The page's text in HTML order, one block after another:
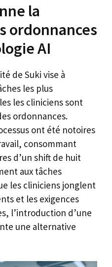
la
ordonnances
AI
de Suki vise à
les plus
les cliniciens sont
ordonnances.
ont été notoires
consommant
d’un shift de huit
aux tâches
les cliniciens jonglent
et les exigences
l’introduction d’une
une alternative